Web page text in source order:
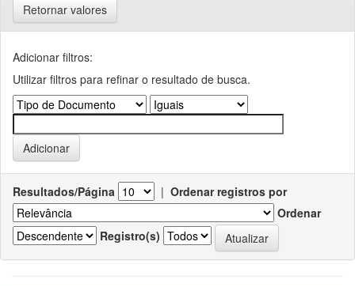
Retornar valores
Adicionar filtros:
Utilizar filtros para refinar o resultado de busca.
Resultados/Página | Ordenar registros por
Ordenar
Registro(s)